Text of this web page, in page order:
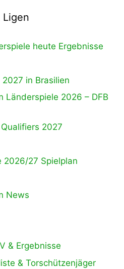
Ligen
heute Ergebnisse
in Brasilien
Länderspiele 2026 – DFB
Qualifiers 2027
2026/27 Spielplan
News
& Ergebnisse
& Torschützenjäger